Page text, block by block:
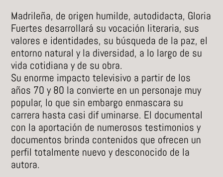
Madrileña, de origen humilde, autodidacta, Gloria
Fuertes desarrollará su vocación literaria, sus
valores e identidades, su búsqueda de la paz, el
entorno natural y la diversidad, a lo largo de su
vida cotidiana y de su obra.
Su enorme impacto televisivo a partir de los
años 70 y 80 la convierte en un personaje muy
popular, lo que sin embargo enmascara su
carrera hasta casi dif uminarse. El documental
con la aportación de numerosos testimonios y
documentos brinda contenidos que ofrecen un
perfil totalmente nuevo y desconocido de la
autora.